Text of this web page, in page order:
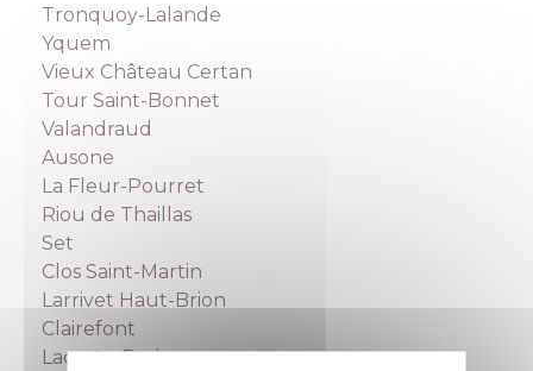
Tronquoy-Lalande
Yquem
Vieux Château Certan
Tour Saint-Bonnet
Valandraud
Ausone
La Fleur-Pourret
Riou de Thaillas
Set
Clos Saint-Martin
Larrivet Haut-Brion
Clairefont
Lacoste-Borie